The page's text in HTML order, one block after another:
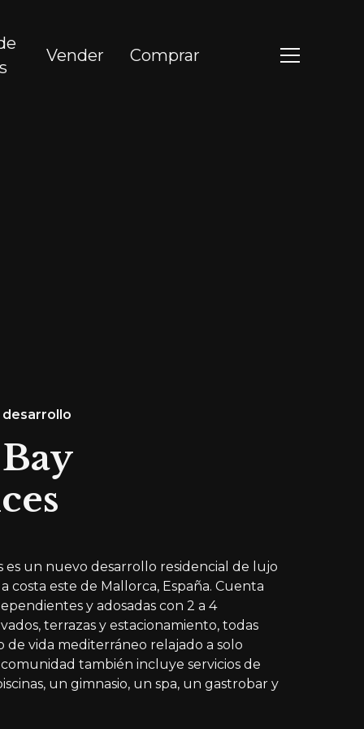
Vender Comprar
es un nuevo desarrollo residencial de lujo
costa este de Mallorca, España. Cuenta
y adosadas con 2 a 4
terrazas y estacionamiento, todas
de vida mediterráneo relajado a solo
también incluye servicios de
un gimnasio, un spa, un gastrobar y